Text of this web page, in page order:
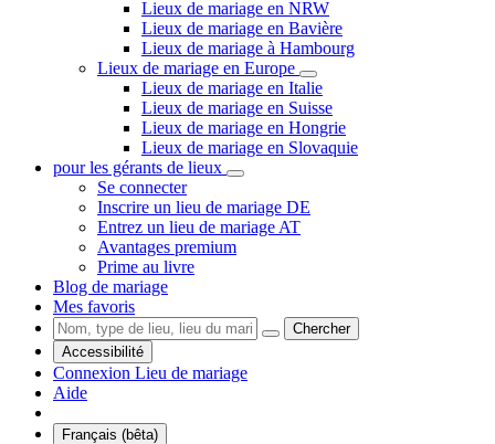
Lieux de mariage en NRW
Lieux de mariage en Bavière
Lieux de mariage à Hambourg
Lieux de mariage en Europe
Lieux de mariage en Italie
Lieux de mariage en Suisse
Lieux de mariage en Hongrie
Lieux de mariage en Slovaquie
pour les gérants de lieux
Se connecter
Inscrire un lieu de mariage DE
Entrez un lieu de mariage AT
Avantages premium
Prime au livre
Blog de mariage
Mes favoris
Chercher
Accessibilité
Connexion Lieu de mariage
Aide
Français (bêta)